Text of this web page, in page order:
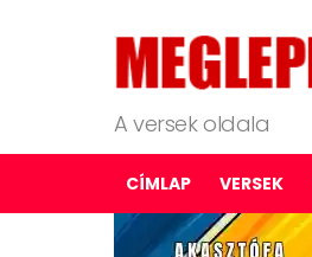
A versek oldala
CÍMLAP VERSEK
LATEST
STORIES